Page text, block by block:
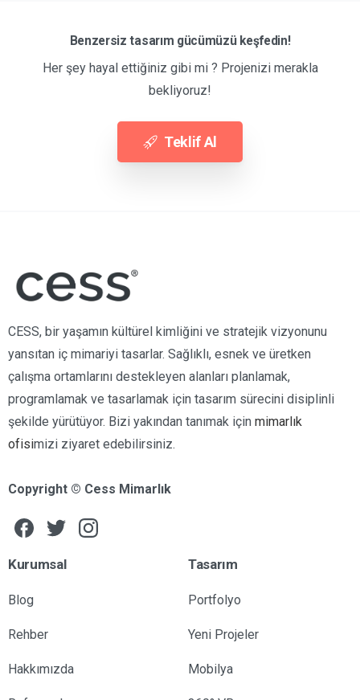
Benzersiz tasarım gücümüzü keşfedin!
Her şey hayal ettiğiniz gibi mi ? Projenizi merakla
bekliyoruz!
Teklif Al
CESS, bir yaşamın kültürel kimliğini ve stratejik vizyonunu
yansıtan iç mimariyi tasarlar. Sağlıklı, esnek ve üretken
çalışma ortamlarını destekleyen alanları planlamak,
programlamak ve tasarlamak için tasarım sürecini disiplinli
şekilde yürütüyor. Bizi yakından tanımak için mimarlık
ofisimizi ziyaret edebilirsiniz.
Copyright © Cess Mimarlık
Kurumsal
Blog
Rehber
Hakkımızda
Tasarım
Portfolyo
Yeni Projeler
Mobilya